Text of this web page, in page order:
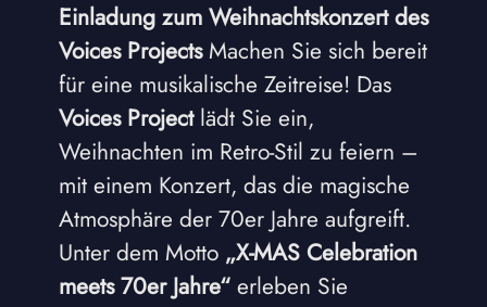
Einladung zum Weihnachtskonzert des
Voices ProjectsMachen Sie sich bereit
für eine musikalische Zeitreise! Das
Voices Projectlädt Sie ein,
Weihnachten im Retro-Stil zu feiern –
mit einem Konzert, das die magische
Atmosphäre der 70er Jahre aufgreift.
Unter dem Motto „X-MAS Celebration
meets 70er Jahre“ erleben Sie